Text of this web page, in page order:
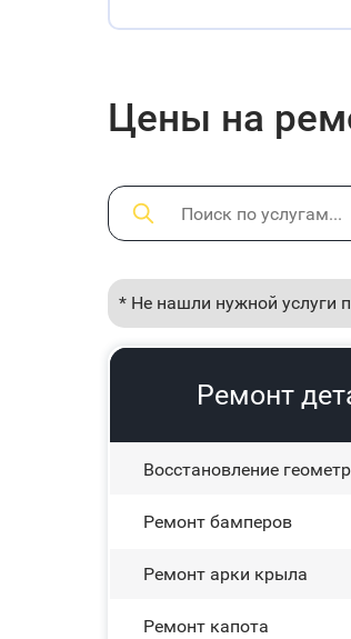
Цены на
* Не нашли нужной услуги
Ремонт
Восстановление
Ремонт бамперов
Ремонт арки крыла
Ремонт капота